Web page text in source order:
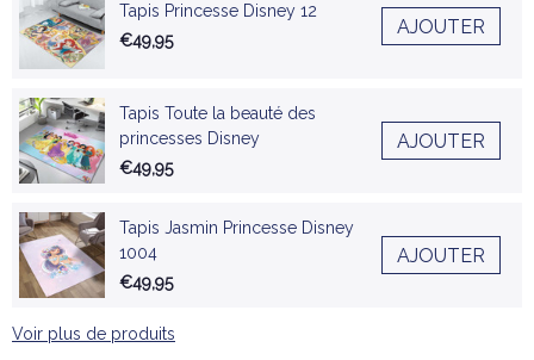
Tapis Princesse Disney 12
€49,95
AJOUTER
Tapis Toute la beauté des
princesses Disney
€49,95
AJOUTER
Tapis Jasmin Princesse Disney
1004
€49,95
AJOUTER
Voir plus de produits